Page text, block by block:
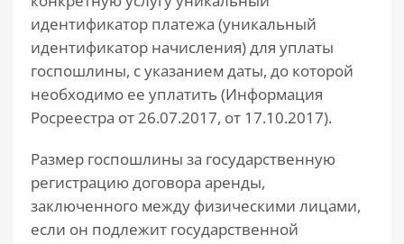
идентификатор платежа (уникальный
идентификатор начисления) для уплаты
госпошлины, с указанием даты, до которой
необходимо ее уплатить (Информация
Росреестра от 26.07.2017, от 17.10.2017).
Размер госпошлины за государственную
регистрацию договора аренды,
заключенного между физическими лицами,
если он подлежит государственной